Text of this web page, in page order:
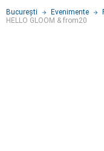
Bucureşti Evenimente
HELLO GLOOM & from20